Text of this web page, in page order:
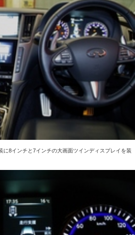
に8インチと7インチの大画面ツインディスプレイを装